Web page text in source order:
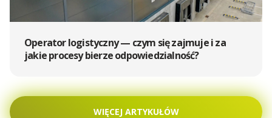
Operator logistyczny — czym się zajmuje i za
jakie procesy bierze odpowiedzialność?
WIĘCEJ ARTYKUŁÓW